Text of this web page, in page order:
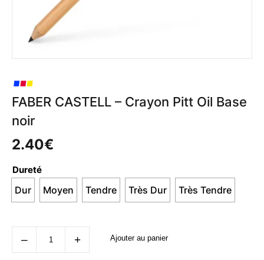
FABER CASTELL – Crayon Pitt Oil Base
noir
2.40€
Dureté
Dur Moyen Tendre Très Dur Très Tendre
‒
quantité
de
+ Ajouter au panier